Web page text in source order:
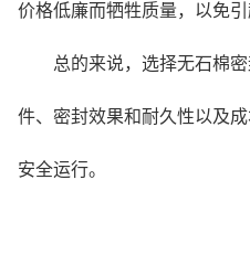
价格低廉而牺牲质量，以免引
总的来说，选择无石棉
件、密封效果和耐久性以及
安全运行。